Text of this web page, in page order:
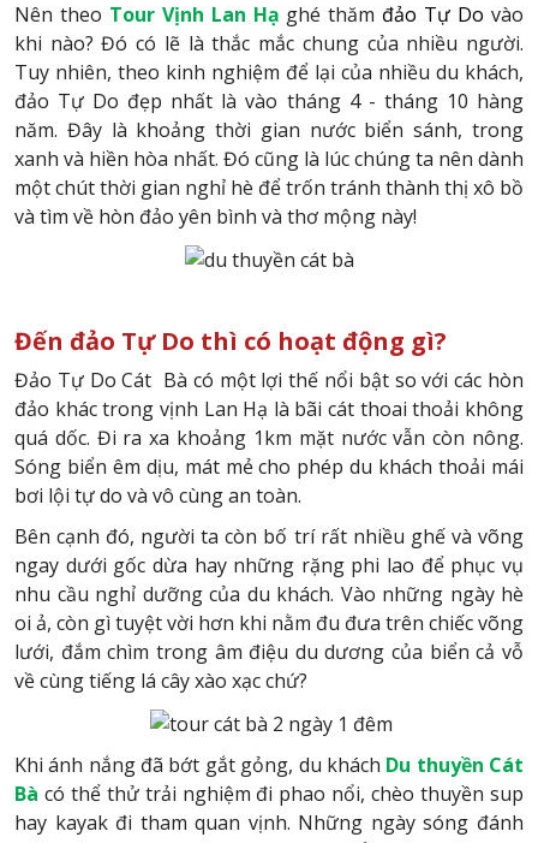
Nên theo Tour Vịnh Lan Hạ ghé thăm đảo Tự Do vào
khi nào? Đó có lẽ là thắc mắc chung của nhiều người.
Tuy nhiên, theo kinh nghiệm để lại của nhiều du khách,
đảo Tự Do đẹp nhất là vào tháng 4 - tháng 10 hàng
năm. Đây là khoảng thời gian nước biển sánh, trong
xanh và hiền hòa nhất. Đó cũng là lúc chúng ta nên dành
một chút thời gian nghỉ hè để trốn tránh thành thị xô bồ
và tìm về hòn đảo yên bình và thơ mộng này!
Đến đảo Tự Do thì có hoạt động gì?
Đảo Tự Do Cát Bà có một lợi thế nổi bật so với các hòn
đảo khác trong vịnh Lan Hạ là bãi cát thoai thoải không
quá dốc. Đi ra xa khoảng 1km mặt nước vẫn còn nông.
Sóng biển êm dịu, mát mẻ cho phép du khách thoải mái
bơi lội tự do và vô cùng an toàn.
Bên cạnh đó, người ta còn bố trí rất nhiều ghế và võng
ngay dưới gốc dừa hay những rặng phi lao để phục vụ
nhu cầu nghỉ dưỡng của du khách. Vào những ngày hè
oi ả, còn gì tuyệt vời hơn khi nằm đu đưa trên chiếc võng
lưới, đắm chìm trong âm điệu du dương của biển cả vỗ
về cùng tiếng lá cây xào xạc chứ?
Khi ánh nắng đã bớt gắt gỏng, du khách Du thuyền Cát
Bà có thể thử trải nghiệm đi phao nổi, chèo thuyền sup
hay kayak đi tham quan vịnh. Những ngày sóng đánh